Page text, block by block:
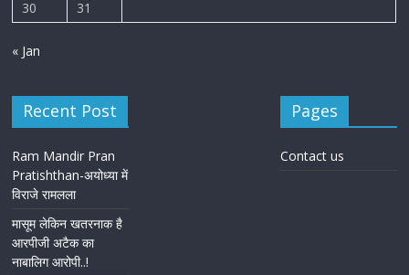
30
31
« Jan
Recent Post
Ram Mandir Pran
Pratishthan-अयोध्या में
विराजे रामलला
मासूम लेकिन खतरनाक है
आरपीजी अटैक का
नाबालिग आरोपी..!
Pages
Contact us